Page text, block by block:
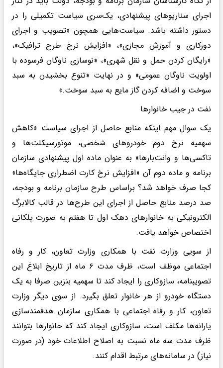
اجرای سناریوهای پیشنهادی، یک‌سری سیاست تکمیلی را در
دستور داشته باشد. سیاست‌هایی همچون «تصویب و اجرای
دورکاری و آموزش مجازی»، «افزایش نرخ طرح ترافیک»،
«رایگان کردن حمل و نقل شهری»، «نوسازی ناوگان فرسوده با
اولویت ناوگان عمومی» و در نهایت «تنوع بخشیدن به سبد
سوخت و اضافه کردن گاز مایع به سبد سوخت.»
نفت در جیب خانوارها
یک سوال مهم اینکه منابع حاصل از اجرای سیاست «کاهش
سهمیه نرخ دوم خودروهای شخصی، موتورسیکلت‌ها و
تاکسی‌ها و وانت‌بارها» به عنوان ماده اول پیشنهادی سازمان
برنامه و ماده دوم آن «افزایش نرخ کارت اضطراری جایگاه‌ها»
کجا صرف خواهد شد؟ براساس طرح سازمان برنامه و بودجه،
صد درصد منابع حاصل از اجرای این طرح‌ها در قالب کالابرگ
الکترونیکی به خانوارهای دهک اول تا هفتم به صورت پلکانی
اختصاص خواهد یافت.
از سویی وزارت نفت با همکاری وزارت تعاون، کار و رفاه
اجتماعی موظف است، ظرف مدت ۶ ماه از تاریخ ابلاغ این
تصویبنامه، سازوکاری را ایجاد کند تا سهمیه بنزین صرفا به یک
دستگاه خودرو از هر خانوار تعلق بگیرد. از سوی دیگر وزارت
تعاون، کار و رفاه اجتماعی با همکاری سازمان هدفمندسازی
یارانه‌ها مکلف است، سازوکاری ایجاد کند که خانوارها بتوانند
ظرف مدت سه ماه نسبت به اصلاح اطلاعات خود (در صورت
نیاز) در سامانه‌های مرتبط اقدام کنند.